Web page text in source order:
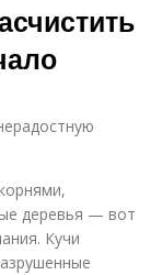
деревья — вот
Кучи